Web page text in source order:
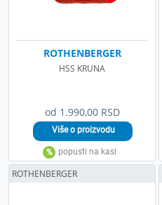
od 1.990,00 RSD
ROTHENBERGER
HSS KRUNA
ROTHENBERGER